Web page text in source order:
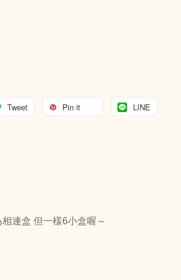
Tweet Pin it LINE
連盒 但一樣6小盒喔～